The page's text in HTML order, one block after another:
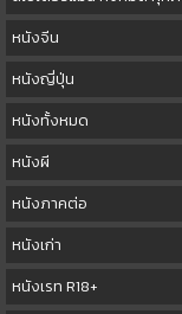
หนังจีน
หนังญี่ปุ่น
หนังทั้งหมด
หนังผี
หนังภาคต่อ
หนังเก่า
หนังเรท R18+